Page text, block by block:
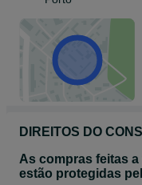
DIREITOS DO
As compras feitas
estão protegidas